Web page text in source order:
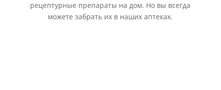
рецептурные препараты на дом. Но вы всегда
можете забрать их в наших аптеках.